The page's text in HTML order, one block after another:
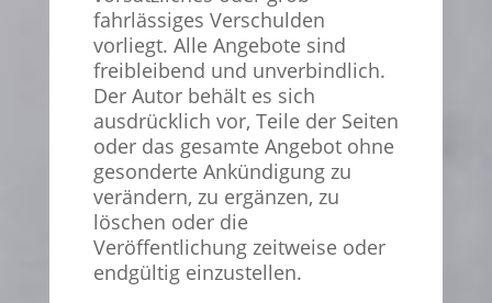
fahrlässiges Verschulden
vorliegt. Alle Angebote sind
freibleibend und unverbindlich.
Der Autor behält es sich
ausdrücklich vor, Teile der Seiten
oder das gesamte Angebot ohne
gesonderte Ankündigung zu
verändern, zu ergänzen, zu
löschen oder die
Veröffentlichung zeitweise oder
endgültig einzustellen.